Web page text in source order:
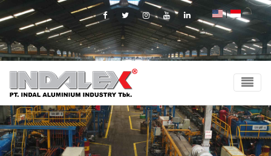
FacebookTwitterInstagramYoutubeLinkedin |